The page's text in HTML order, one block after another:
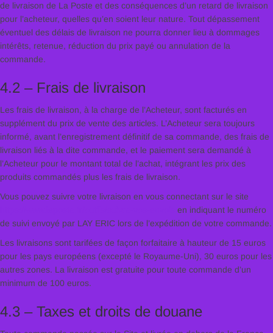
de livraison de La Poste et des conséquences d’un retard de livraison
pour l’acheteur, quelles qu’en soient leur nature. Tout dépassement
éventuel des délais de livraison ne pourra donner lieu à dommages
intérêts, retenue, réduction du prix payé ou annulation de la
commande.
4.2 – Frais de livraison
Les frais de livraison, à la charge de l’Acheteur, sont facturés en
supplément du prix de vente des articles. L’Acheteur sera toujours
informé, avant l’enregistrement définitif de sa commande, des frais de
livraison liés à la dite commande, et le paiement sera demandé à
l’Acheteur pour le montant total de l’achat, intégrant les prix des
produits commandés plus les frais de livraison.
Vous pouvez suivre votre livraison en vous connectant sur le site
en indiquant le numéro
de suivi envoyé par LAY ERIC lors de l’expédition de votre commande.
Les livraisons sont tarifées de façon forfaitaire à hauteur de 15 euros
pour les pays européens (excepté le Royaume-Uni), 30 euros pour les
autres zones. La livraison est gratuite pour toute commande d’un
minimum de 100 euros.
4.3 – Taxes et droits de douane